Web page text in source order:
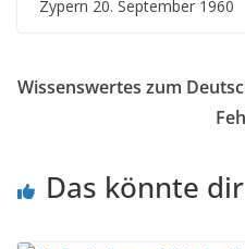
Zypern 20. September 1960
Wissenswertes zum
Das könnte